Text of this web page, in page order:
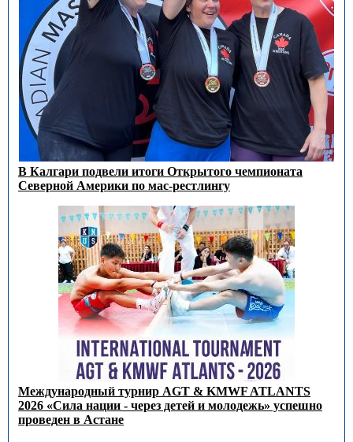
В Калгари подвели итоги Открытого чемпионата
Северной Америки по мас-рестлингу
Международный турнир AGT & KMWF ATLANTS
2026 «Сила нации - через детей и молодежь» успешно
проведен в Астане